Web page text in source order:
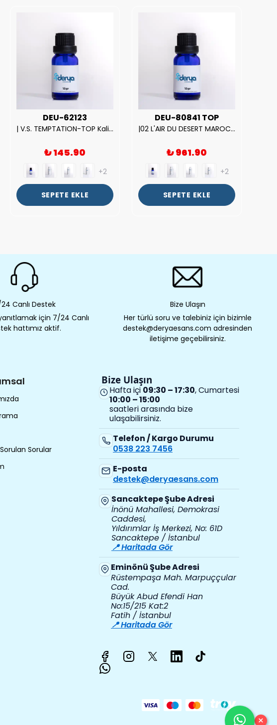
DEU-62123
| V.S. TEMPTATION-TOP Kalite Kadın Parfüm Esansı.|
₺ 145.90
+2
SEPETE EKLE
DEU-80841 TOP
|02 L'AIR DU DESERT MAROCAIN-TOP Kalite Unısex Parfüm Esansı.|
₺ 961.90
+2
SEPETE EKLE
Canlı Destek
yanıtlamak için 7/24 Canlı
hattımız aktif.
Bize Ulaşın
Her türlü soru ve talebiniz için bizimle
destek@deryaesans.com adresinden
iletişime geçebilirsiniz.
Sorular
Bize Ulaşın
Hafta içi 09:30 – 17:30, Cumartesi
10:00 – 15:00
saatleri arasında bize
ulaşabilirsiniz.
Telefon / Kargo Durumu
0538 223 7456
E-posta
destek@deryaesans.com
Sancaktepe Şube Adresi
İnönü Mahallesi, Demokrasi
Caddesi,
Yıldırımlar İş Merkezi, No: 61D
Sancaktepe / İstanbul
📍 Haritada Gör
Eminönü Şube Adresi
Rüstempaşa Mah. Marpuççular
Cad.
Büyük Abud Efendi Han
No:15/215 Kat:2
Fatih / İstanbul
📍 Haritada Gör
×